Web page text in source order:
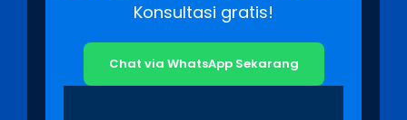
Konsultasi gratis!
Chat via WhatsApp Sekarang